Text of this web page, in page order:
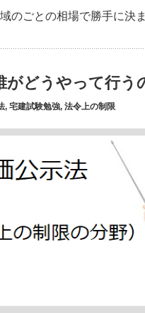
のごとの相場で勝手に決
どうやって行う
, 宅建試験勉強, 法令上の制限